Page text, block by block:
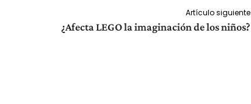
Artículo siguiente
¿Afecta LEGO la imaginación de los niños?